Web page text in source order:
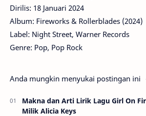
Dirilis: 18 Januari 2024
Album: Fireworks & Rollerblades (2024)
Label: Night Street, Warner Records
Genre: Pop, Pop Rock
Anda mungkin menyukai postingan ini
Makna dan Arti Lirik Lagu Girl On
Milik Alicia Keys